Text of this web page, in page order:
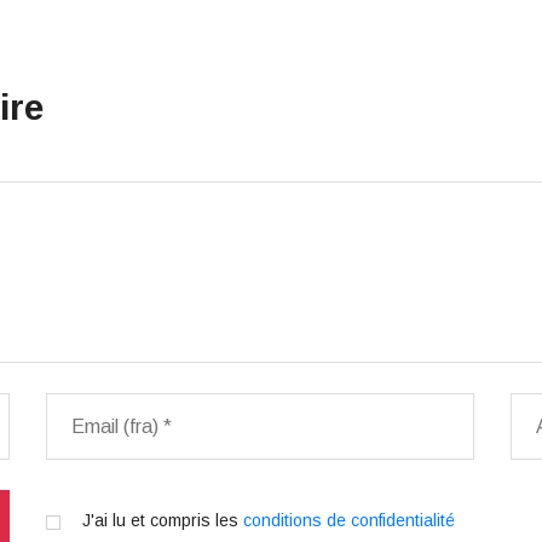
J'ai lu et compris les conditions de confidentialité